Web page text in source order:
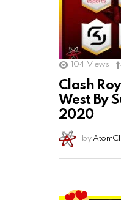
104 Views
Clash
West By
2020
by